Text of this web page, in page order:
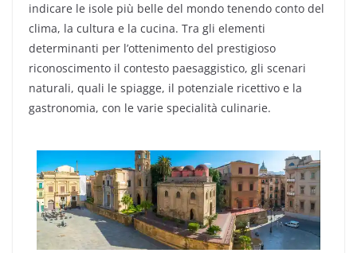
indicare le isole più belle del mondo tenendo conto del
clima, la cultura e la cucina. Tra gli elementi
determinanti per l’ottenimento del prestigioso
riconoscimento il contesto paesaggistico, gli scenari
naturali, quali le spiagge, il potenziale ricettivo e la
gastronomia, con le varie specialità culinarie.